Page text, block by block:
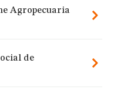
Agropecuaria
de